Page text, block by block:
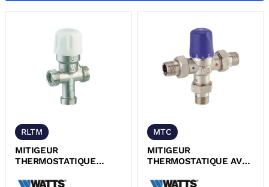
RLTM
MITIGEUR
THERMOSTATIQUE
55°C ACS WATTS
MTC
MITIGEUR
THERMOSTATIQUE AVEC
BRULURES 30°-65°C